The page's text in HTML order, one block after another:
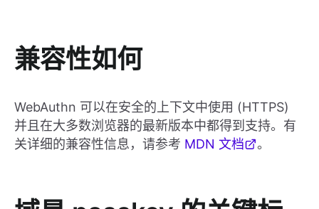
兼容性如何
WebAuthn 可以在安全的上下文中使用 (HTTPS)
并且在大多数浏览器的最新版本中都得到支持。有
关详细的兼容性信息，请参考 MDN 文档 。